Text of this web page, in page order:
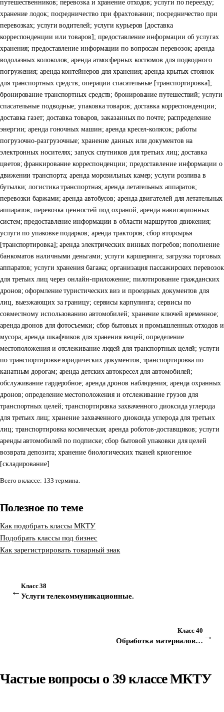
путешественников; перевозка и хранение отходов; услуги по переезду;
хранение лодок; посредничество при фрахтовании; посредничество при
перевозках; услуги водителей; услуги курьеров [доставка
корреспонденции или товаров]; предоставление информации об услугах
хранения; предоставление информации по вопросам перевозок; аренда
водолазных колоколов; аренда атмосферных костюмов для подводного
погружения; аренда контейнеров для хранения; аренда крытых стоянок
для транспортных средств; операции спасательные [транспортировка];
бронирование транспортных средств; бронирование путешествий; услуги
спасательные подводные; упаковка товаров; доставка корреспонденции;
доставка газет; доставка товаров, заказанных по почте; распределение
энергии; аренда гоночных машин; аренда кресел-колясок; работы
погрузочно-разгрузочные; хранение данных или документов на
электронных носителях; запуск спутников для третьих лиц; доставка
цветов; франкирование корреспонденции; предоставление информации о
движении транспорта; аренда морозильных камер; услуги розлива в
бутылки; логистика транспортная; аренда летательных аппаратов;
перевозки баржами; аренда автобусов; аренда двигателей для летательных
аппаратов; перевозка ценностей под охраной; аренда навигационных
систем; предоставление информации в области маршрутов движения;
услуги по упаковке подарков; аренда тракторов; сбор вторсырья
[транспортировка]; аренда электрических винных погребов; пополнение
банкоматов наличными деньгами; услуги каршеринга; загрузка торговых
аппаратов; услуги хранения багажа; организация пассажирских перевозок
для третьих лиц через онлайн-приложение; пилотирование гражданских
дронов; оформление туристических виз и проездных документов для
лиц, выезжающих за границу; сервисы карпулинга; сервисы по
совместному использованию автомобилей; хранение ключей временное;
аренда дронов для фотосъемки; сбор бытовых и промышленных отходов и
мусора; аренда шкафчиков для хранения вещей; определение
местоположения и отслеживание людей для транспортных целей; услуги
по транспортировке юридических документов; транспортировка по
канатным дорогам; аренда детских автокресел для автомобилей;
обслуживание гардеробное; аренда дронов наблюдения; аренда охранных
дронов; определение местоположения и отслеживание грузов для
транспортных целей; транспортировка захваченного диоксида углерода
для третьих лиц; хранение захваченного диоксида углерода для третьих
лиц; транспортировка космическая; аренда роботов-доставщиков; услуги
аренды автомобилей по подписке; сбор бытовой упаковки для целей
возврата депозита; хранение биологических тканей криогенное
[складирование]
Всего в классе: 133 термина.
Полезное по теме
Как подобрать классы МКТУ
Подобрать классы под бизнес
Как зарегистрировать товарный знак
← Класс 38
Услуги телекоммуникационные.
Класс 40
Обработка материалов… →
Частые вопросы о 39 классе МКТУ